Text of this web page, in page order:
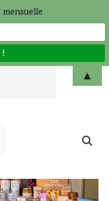
Search
▲